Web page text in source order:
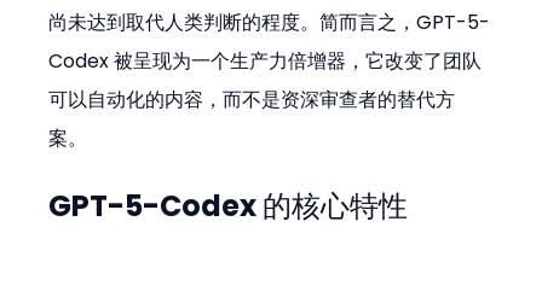
尚未达到取代人类判断的程度。简而言之，GPT-5-
Codex 被呈现为一个生产力倍增器，它改变了团队
可以自动化的内容，而不是资深审查者的替代方
案。
GPT-5-Codex 的核心特性